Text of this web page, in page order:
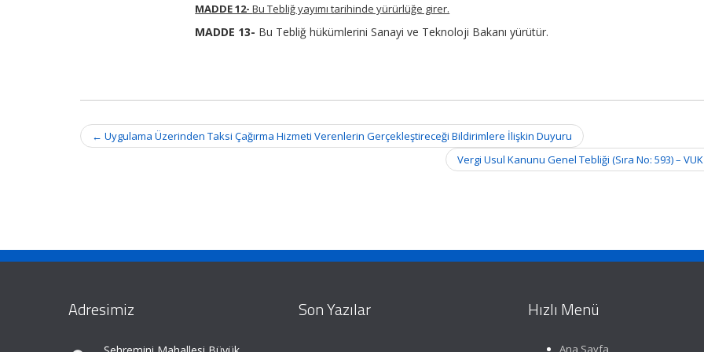
MADDE 12-Bu Tebliğ yayımı tarihinde yürürlüğe girer.
MADDE 13- Bu Tebliğ hükümlerini Sanayi ve Teknoloji Bakanı yürütür.
Post
navigation
← Uygulama Üzerinden Taksi Çağırma Hizmeti Verenlerin Gerçekleştireceği Bildirimlere İlişkin Duyuru
Vergi Usul Kanunu Genel Tebliği (Sıra No: 593) –
Adresimiz Son Yazılar Hızlı Menü
Ana Sayfa